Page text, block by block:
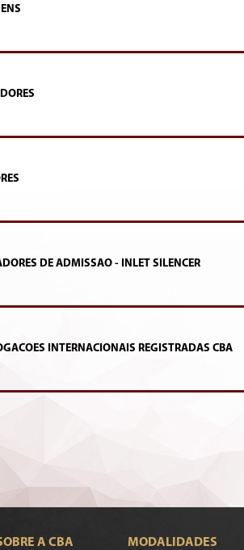
DE ADMISSAO - INLET SILENCER
INTERNACIONAIS REGISTRADAS CBA
A CBA MODALIDADES